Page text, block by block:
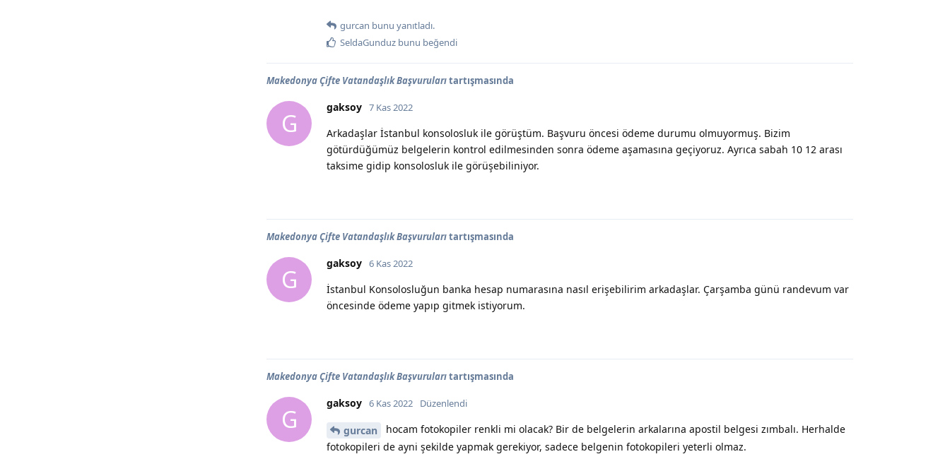
gurcan bunu yanıtladı.
SeldaGunduz bunu beğendi
Makedonya Çifte Vatandaşlık Başvurularıtartışmasında
G
gaksoy 7 Kas 2022
Arkadaşlar İstanbul konsolosluk ile görüştüm. Başvuru öncesi ödeme durumu olmuyormuş. Bizim
götürdüğümüz belgelerin kontrol edilmesinden sonra ödeme aşamasına geçiyoruz. Ayrıca sabah 10 12 arası
taksime gidip konsolosluk ile görüşebiliniyor.
Makedonya Çifte Vatandaşlık Başvurularıtartışmasında
G
gaksoy 6 Kas 2022
İstanbul Konsolosluğun banka hesap numarasına nasıl erişebilirim arkadaşlar. Çarşamba günü randevum var
öncesinde ödeme yapıp gitmek istiyorum.
Makedonya Çifte Vatandaşlık Başvurularıtartışmasında
G
gaksoy 6 Kas 2022 Düzenlendi
gurcan
hocam fotokopiler renkli mi olacak? Bir de belgelerin arkalarına apostil belgesi zımbalı. Herhalde
fotokopileri de ayni şekilde yapmak gerekiyor, sadece belgenin fotokopileri yeterli olmaz.